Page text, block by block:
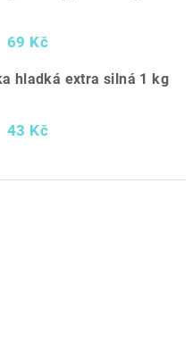
69 Kč
hladká extra silná 1 kg
43 Kč